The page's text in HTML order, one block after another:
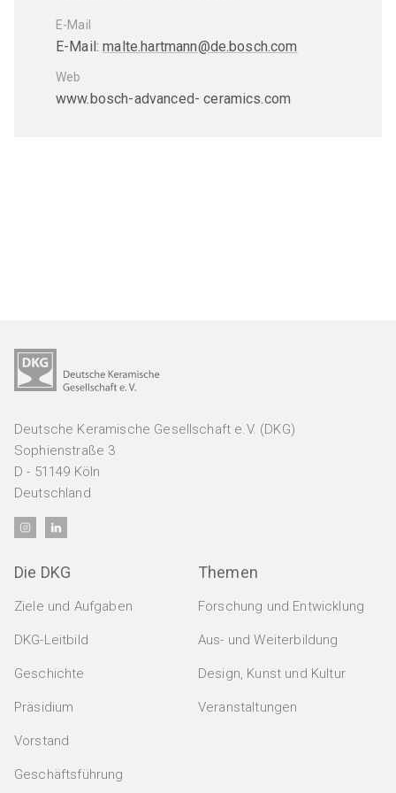
GA Verbundwerkstoffe
GAK Umwelt- und Arbeitsschutz
Expertenkreis Keramikspritzguss
Szene Dekarbonisierung in der DKG
Veranstaltungen
Alle Veranstaltungen
Design / Kunst / Kultur
Webmeetings / Webkonferenzen
Mitglieder
PERSÖNLICHE MITGLIEDSCHAFT
Persönliche Mitgliedschaft
Doppelmitgliedschaft
JURISTISCHE MITGLIEDSCHAFT
Jobs & Ausbildung
AUS- UND WEITERBILDUNG
Marktplatz
Marktplatz
E-Mail
E-Mail:malte.hartmann@de.bosch.com
Web
www.bosch-advanced- ceramics.com
Deutsche Keramische Gesellschaft e.V. (DKG)
Sophienstraße 3
D - 51149 Köln
Deutschland
Die DKG
Ziele und Aufgaben
DKG-Leitbild
Geschichte
Präsidium
Vorstand
Geschäftsführung
Themen
Forschung und Entwicklung
Aus- und Weiterbildung
Design, Kunst und Kultur
Veranstaltungen